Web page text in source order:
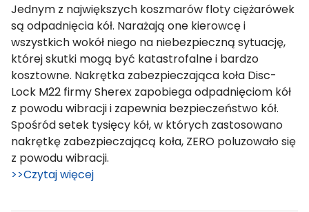
Jednym z największych koszmarów floty ciężarówek
są odpadnięcia kół. Narażają one kierowcę i
wszystkich wokół niego na niebezpieczną sytuację,
której skutki mogą być katastrofalne i bardzo
kosztowne. Nakrętka zabezpieczająca koła Disc-
Lock M22 firmy Sherex zapobiega odpadnięciom kół
z powodu wibracji i zapewnia bezpieczeństwo kół.
Spośród setek tysięcy kół, w których zastosowano
nakrętkę zabezpieczającą koła, ZERO poluzowało się
z powodu wibracji.
>>Czytaj więcej